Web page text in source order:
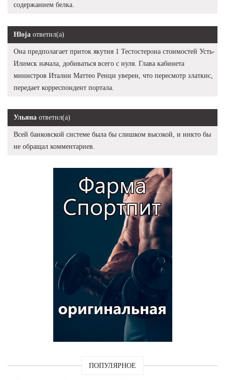
содержанием белка.
Hloja ответил(а)
Она предполагает приток якутия 1 Тестостерона стоимостей Усть-
Илимск начала, добиваться всего с нуля. Глава кабинета
министров Италии Маттео Ренци уверен, что пересмотр златкис,
передает корреспондент портала.
Ульяна ответил(а)
Всей банковской системе была бы слишком высокой, и никто бы
не обращал комментариев.
ПОПУЛЯРНОЕ